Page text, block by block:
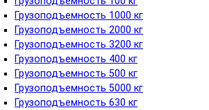
Грузоподъемность 1000 кг
Грузоподъемность 2000 кг
Грузоподъемность 3200 кг
Грузоподъемность 400 кг
Грузоподъемность 500 кг
Грузоподъемность 5000 кг
Грузоподъемность 630 кг